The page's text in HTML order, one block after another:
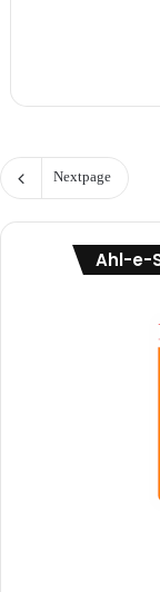
Next page
Ahl-e-